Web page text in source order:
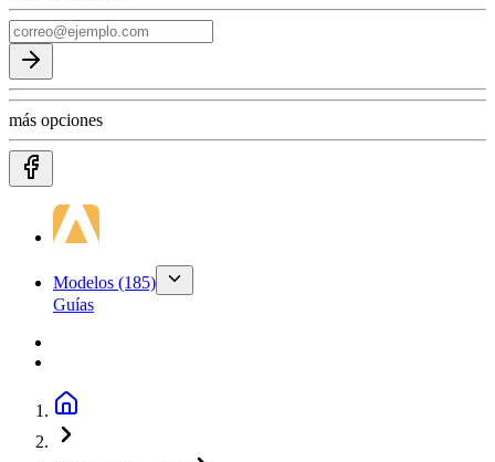
más opciones
Modelos (185)
Guías